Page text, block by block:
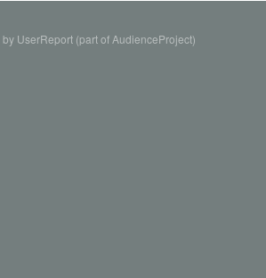
UserReport (part of AudienceProject)